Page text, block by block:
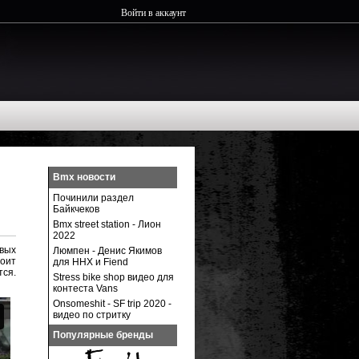
Войти в аккаунт
Bmx новости
Починили раздел
Байкчеков
Bmx street station - Лион
2022
Люмпен - Денис Якимов
для ННХ и Fiend
Stress bike shop видео для
контеста Vans
Onsomeshit - SF trip 2020 -
видео по стритку
Популярные бренды